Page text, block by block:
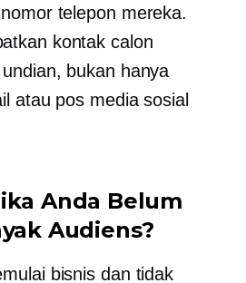
telepon mereka.
kontak calon
bukan hanya
atau pos media sosial
Anda Belum
Audiens?
bisnis dan tidak